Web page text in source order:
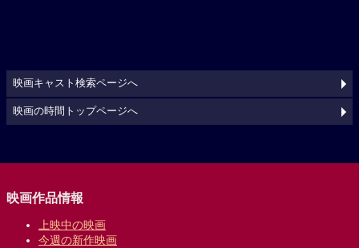
映画キャスト検索ページへ
映画の時間トップページへ
映画作品情報
上映中の映画
今週の新作映画